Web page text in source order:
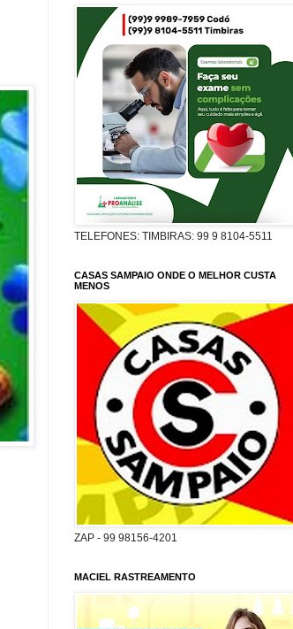
TELEFONES: TIMBIRAS: 99 9 8104-5511
CASAS SAMPAIO ONDE O MELHOR CUSTA
MENOS
ZAP - 99 98156-4201
MACIEL RASTREAMENTO